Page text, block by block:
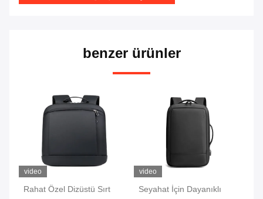
benzer ürünler
video
Rahat Özel Dizüstü Sırt
video
Seyahat İçin Dayanıklı